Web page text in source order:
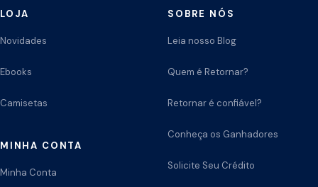
LOJA
Novidades
Ebooks
Camisetas
MINHA CONTA
Minha Conta
SOBRE NÓS
Leia nosso Blog
Quem é Retornar?
Retornar é confiável?
Conheça os Ganhadores
Solicite Seu Crédito